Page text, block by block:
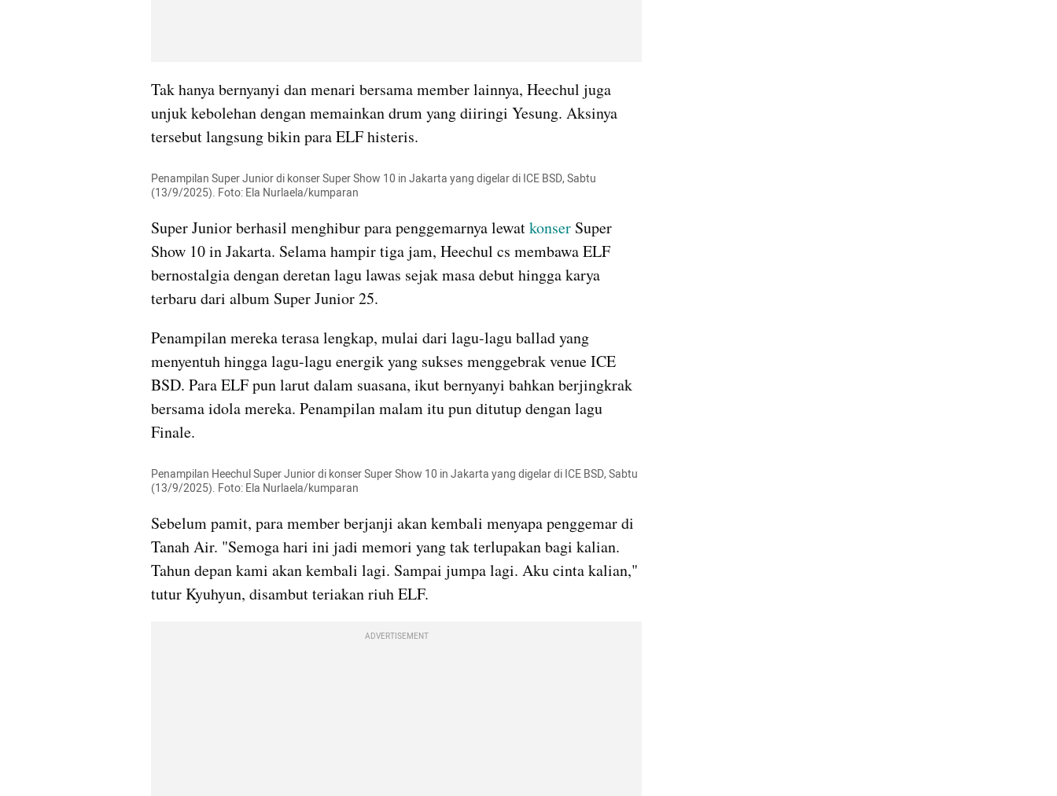
Tak hanya bernyanyi dan menari bersama member lainnya, Heechul juga
unjuk kebolehan dengan memainkan drum yang diiringi Yesung. Aksinya
tersebut langsung bikin para ELF histeris.
Penampilan Super Junior di konser Super Show 10 in Jakarta yang digelar di ICE BSD, Sabtu
(13/9/2025). Foto: Ela Nurlaela/kumparan
Super Junior berhasil menghibur para penggemarnya lewat konser Super
Show 10 in Jakarta. Selama hampir tiga jam, Heechul cs membawa ELF
bernostalgia dengan deretan lagu lawas sejak masa debut hingga karya
terbaru dari album Super Junior 25.
Penampilan mereka terasa lengkap, mulai dari lagu-lagu ballad yang
menyentuh hingga lagu-lagu energik yang sukses menggebrak venue ICE
BSD. Para ELF pun larut dalam suasana, ikut bernyanyi bahkan berjingkrak
bersama idola mereka. Penampilan malam itu pun ditutup dengan lagu
Finale.
Penampilan Heechul Super Junior di konser Super Show 10 in Jakarta yang digelar di ICE BSD, Sabtu
(13/9/2025). Foto: Ela Nurlaela/kumparan
Sebelum pamit, para member berjanji akan kembali menyapa penggemar di
Tanah Air. "Semoga hari ini jadi memori yang tak terlupakan bagi kalian.
Tahun depan kami akan kembali lagi. Sampai jumpa lagi. Aku cinta kalian,"
tutur Kyuhyun, disambut teriakan riuh ELF.
ADVERTISEMENT